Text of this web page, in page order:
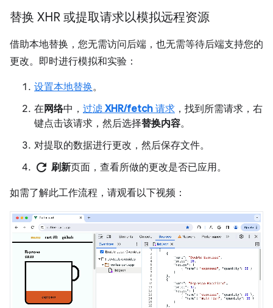
替换 XHR 或提取请求以模拟远程资源
借助本地替换，您无需访问后端，也无需等待后端支持您的
更改。即时进行模拟和实验：
设置本地替换。
在 网络中， 过滤 XHR/fetch 请求 ，找到所需请求，右
键点击该请求，然后选择替换内容。
对提取的数据进行更改，然后保存文件。
refresh 刷新页面，查看所做的更改是否已应用。
如需了解此工作流程，请观看以下视频：